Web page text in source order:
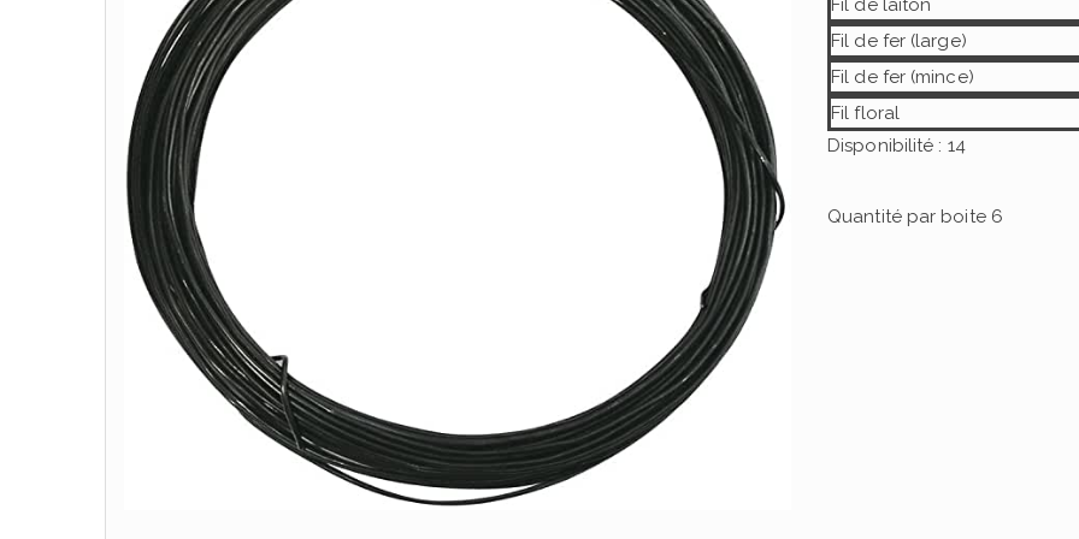
Fil de laiton
Fil de fer (large)
Fil de fer (mince)
Fil floral
Disponibilité : 14
Quantité par boite6